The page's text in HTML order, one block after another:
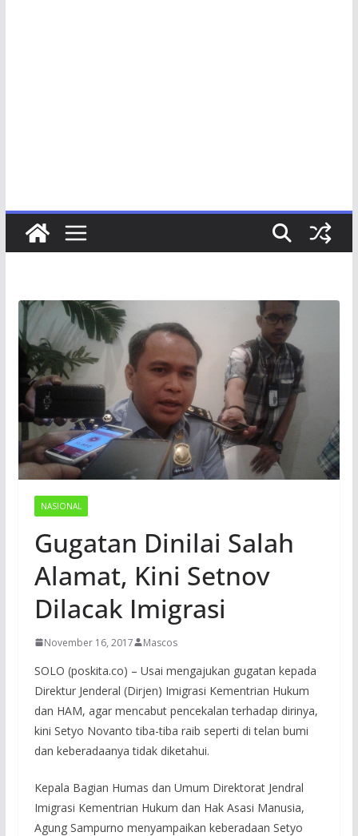
NASIONAL
Gugatan Dinilai Salah
Alamat, Kini Setnov
Dilacak Imigrasi
November 16, 2017 Mascos
SOLO (poskita.co) – Usai mengajukan gugatan kepada
Direktur Jenderal (Dirjen) Imigrasi Kementrian Hukum
dan HAM, agar mencabut pencekalan terhadap dirinya,
kini Setyo Novanto tiba-tiba raib seperti di telan bumi
dan keberadaanya tidak diketahui.
Kepala Bagian Humas dan Umum Direktorat Jendral
Imigrasi Kementrian Hukum dan Hak Asasi Manusia,
Agung Sampurno menyampaikan keberadaan Setyo